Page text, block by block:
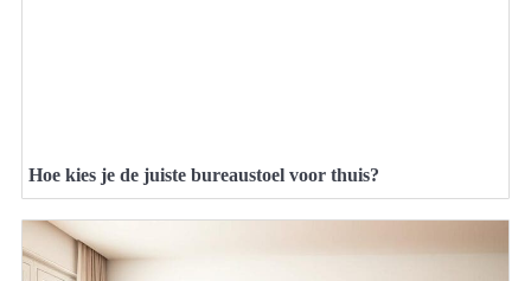
Hoe kies je de juiste bureaustoel voor thuis?